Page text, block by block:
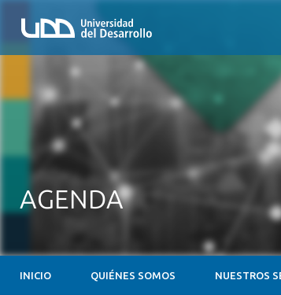
AGENDA
INICIO QUIÉNES SOMOS NUESTROS